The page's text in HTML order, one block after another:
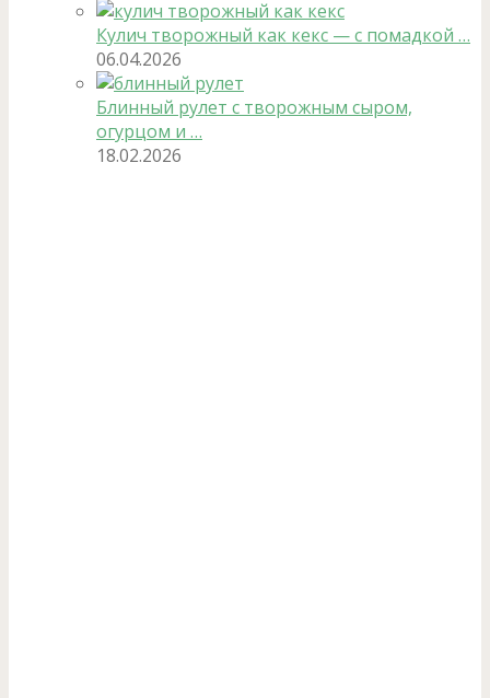
Кулич творожный как кекс — с помадкой …
06.04.2026
Блинный рулет с творожным сыром,
огурцом и …
18.02.2026